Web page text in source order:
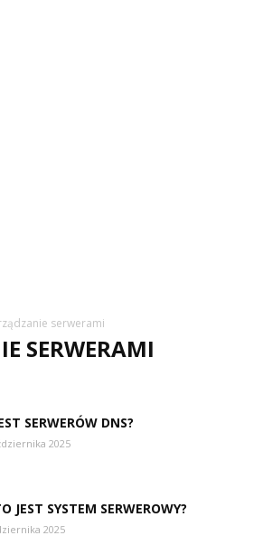
serwerami
SERWERAMI
SERWERÓW DNS?
2025
JEST SYSTEM SERWEROWY?
2025